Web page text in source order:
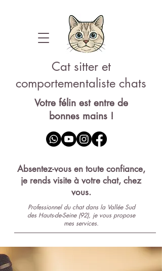
Cat sitter et
comportementaliste chats
Votre félin est entre de
bonnes mains !
Pet-sitter 92
Absentez-vous en toute confiance,
je rends visite à votre chat, chez
vous.
Professionnel du chat dans la Vallée Sud
des Hauts-de-Seine (92), je vous propose
mes services.